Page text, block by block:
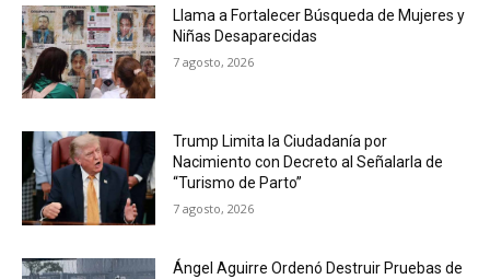
Llama a Fortalecer Búsqueda de Mujeres y
Niñas Desaparecidas
7 agosto, 2026
Trump Limita la Ciudadanía por
Nacimiento con Decreto al Señalarla de
“Turismo de Parto”
7 agosto, 2026
Ángel Aguirre Ordenó Destruir Pruebas de